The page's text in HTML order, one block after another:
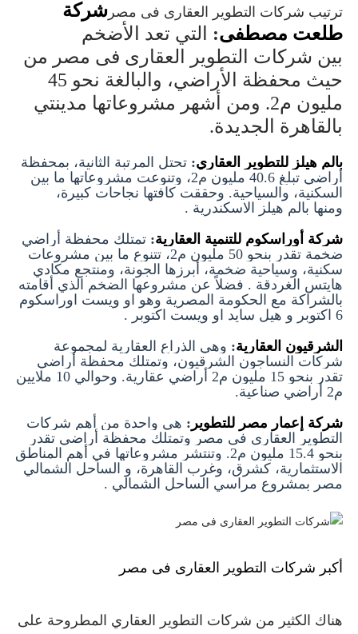
ترتيب شركات التطوير العقارى فى مصر شركة
طلعت مصطفى:
التي تعد الأضخم
بين شركات التطوير العقارى فى مصر من
حيث محفظة الأراضي، والبالغة نحو 45
مليون م2. ومن أشهر مشروعاتها مدينتي
بالقاهرة الجديدة.
بالم هيلز للتطوير العقاري: تحتل المرتبة الثانية، بمحفظة
أراضي تبلغ 40.6 مليون م2، وتنوعت مشروعاتها ما بين
السكنية، والسياحية. وحققت كافتها نجاحات كبيرة،
ومنها بالم هيلز الاسكندرية .
شركة أوراسكوم للتنمية العقارية: تمتلك محفظة أراضي
ضخمة تقدر بنحو 50 مليون م2، تتنوع ما بين مشروعات
سكنية، وسياحية ضخمة، أبرزها الجونة، ومنتجع مكادي
هايتس الغردقة . فضلاً عن مشروعها الضخم الذي أقامته
بالشراكة مع الحكومة المصرية وهو او ويست اوراسكوم
6 اكتوبر و هيل سايد او ويست اكتوبر .
الشرقيون العقارية: وهي الذراع العقارية لمجموعة
شركات النساجون الشرقيون، وتمتلك محفظة أراضي
تقدر بنحو 15 مليون م2 أراضي عقارية. وحوالي 10 ملايين
م2 أراضي صناعية.
شركة إعمار مصر للتطوير : هي واحدة من أهم شركات
التطوير العقارى فى مصر وتمتلك محفظة أراضي تقدر
بنحو 15.4 مليون م2. وتنتشر مشروعاتها في أهم المناطق
الاستثمارية، كشرق، وغرب القاهرة، و الساحل الشمالي
مصر بمشروع مراسي الساحل الشمالي .
أكبر شركات التطوير العقارى فى مصر
هناك الكثير من شركات التطوير العقاري المطروحة على